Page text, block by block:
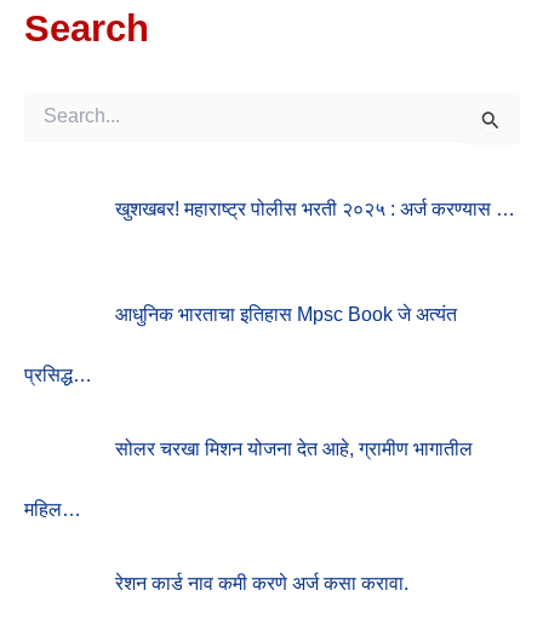
Search
खुशखबर! महाराष्ट्र पोलीस भरती २०२५ : अर्ज करण्यास …
आधुनिक भारताचा इतिहास Mpsc Book जे अत्यंत
प्रसिद्ध…
सोलर चरखा मिशन योजना देत आहे, ग्रामीण भागातील
महिल…
रेशन कार्ड नाव कमी करणे अर्ज कसा करावा.